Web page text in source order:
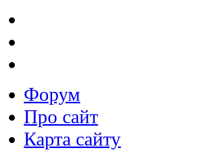
Форум
Про сайт
Карта сайту